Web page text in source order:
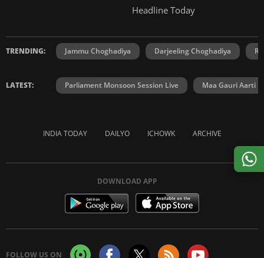
Headline Today
TRENDING: Jammu Choghadiya Darjeeling Choghadiya
LATEST: Parliament Monsoon Session Live Maa Gauri Aarti
INDIA TODAY DAILYO ICHOWK ARCHIVE
DOWNLOAD APP
FOLLOW US ON